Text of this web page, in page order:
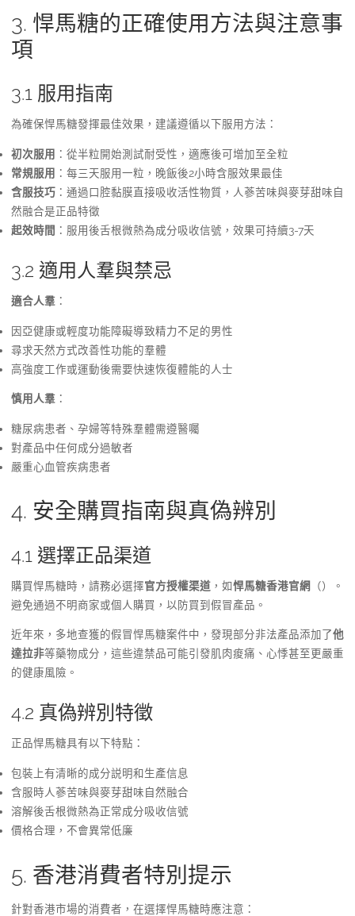
3. 悍馬糖的正確使用方法與注意事
項
3.1 服用指南
為確保悍馬糖發揮最佳效果，建議遵循以下服用方法：
初次服用 ：從半粒開始測試耐受性，適應後可增加至全粒
常規服用 ：每三天服用一粒，晚飯後2小時含服效果最佳
含服技巧：通過口腔黏膜直接吸收活性物質，人蔘苦味與麥芽甜味自
然融合是正品特徵
起效時間 ：服用後舌根微熱為成分吸收信號，效果可持續3-7天
3.2 適用人羣與禁忌
適合人羣：
因亞健康或輕度功能障礙導致精力不足的男性
尋求天然方式改善性功能的羣體
高強度工作或運動後需要快速恢復體能的人士
慎用人羣：
糖尿病患者、孕婦等特殊羣體需遵醫囑
對產品中任何成分過敏者
嚴重心血管疾病患者
4. 安全購買指南與真偽辨別
4.1 選擇正品渠道
購買悍馬糖時，請務必選擇官方授權渠道，如悍馬糖香港官網 （）。
避免通過不明商家或個人購買，以防買到假冒產品。
近年來，多地查獲的假冒悍馬糖案件中，發現部分非法產品添加了他
達拉非等藥物成分，這些違禁品可能引發肌肉痠痛、心悸甚至更嚴重
的健康風險。
4.2 真偽辨別特徵
正品悍馬糖具有以下特點：
包裝上有清晰的成分説明和生產信息
含服時人蔘苦味與麥芽甜味自然融合
溶解後舌根微熱為正常成分吸收信號
價格合理，不會異常低廉
5. 香港消費者特別提示
針對香港市場的消費者，在選擇悍馬糖時應注意：